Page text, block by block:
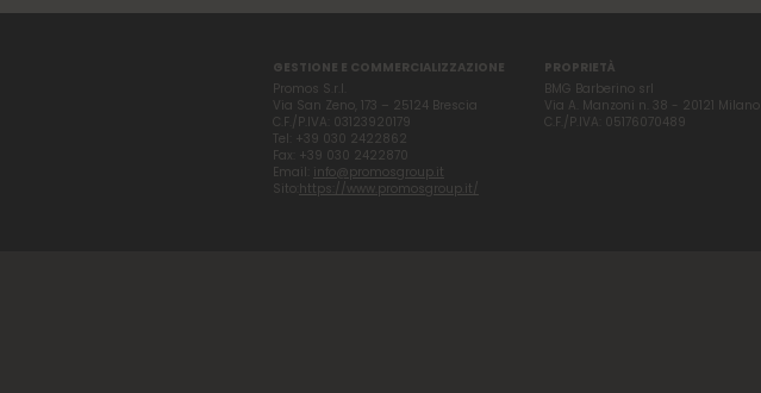
GESTIONE E COMMERCIALIZZAZIONE
Promos S.r.l.
Via San Zeno, 173 – 25124 Brescia
C.F./P.IVA: 03123920179
Tel: +39 030 2422862
Fax: +39 030 2422870
Email: info@promosgroup.it
Sito: https://www.promosgroup.it/
PROPRIETÀ
BMG Barberino srl
Via A. Manzoni n. 38 - 20121 Milano
C.F./P.IVA: 05176070489